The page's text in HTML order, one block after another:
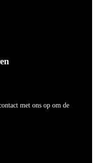
met ons op om de